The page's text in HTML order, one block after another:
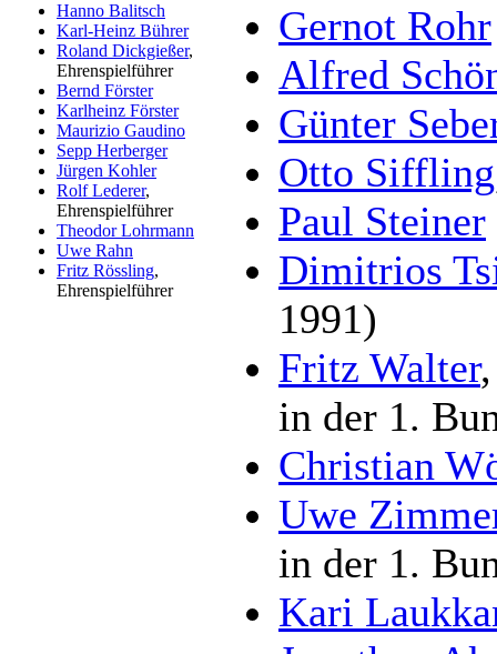
Hanno Balitsch
Karl-Heinz Bührer
Roland Dickgießer,
Ehrenspielführer
Bernd Förster
Karlheinz Förster
Maurizio Gaudino
Sepp Herberger
Jürgen Kohler
Rolf Lederer,
Ehrenspielführer
Theodor Lohrmann
Uwe Rahn
Fritz Rössling,
Ehrenspielführer
Gernot Rohr
Alfred
Günter
Otto Siffling
Paul Steiner
Dimitrios
1991)
Fritz Walter
in der 1.
Christian
Uwe
in der 1.
Kari